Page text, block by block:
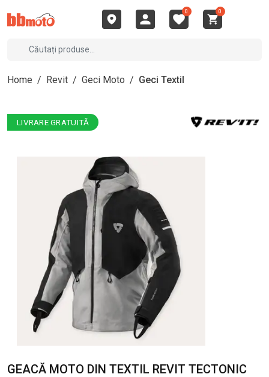
0 0
Home / Revit / Geci Moto / Geci Textil
LIVRARE GRATUITĂ
GEACĂ MOTO DIN TEXTIL REVIT TECTONIC